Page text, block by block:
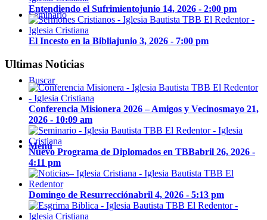
Seminario
Buscar
Menú
Entendiendo el Sufrimientojunio 14, 2026 - 2:00 pm
El Incesto en la Bibliajunio 3, 2026 - 7:00 pm
Ultimas Noticias
Conferencia Misionera 2026 – Amigos y Vecinosmayo 21,
2026 - 10:09 am
Nuevo Programa de Diplomados en TBBabril 26, 2026 -
4:11 pm
Domingo de Resurrecciónabril 4, 2026 - 5:13 pm